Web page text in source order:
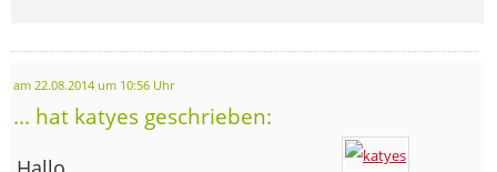
am 22.08.2014 um 10:56 Uhr
... hat katyes geschrieben: